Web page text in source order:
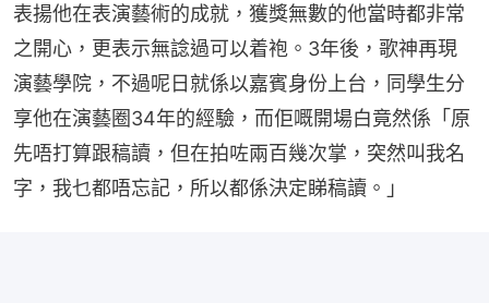
表揚他在表演藝術的成就，獲獎無數的他當時都非常
之開心，更表示無諗過可以着袍。3年後，歌神再現
演藝學院，不過呢日就係以嘉賓身份上台，同學生分
享他在演藝圈34年的經驗，而佢嘅開場白竟然係「原
先唔打算跟稿讀，但在拍咗兩百幾次掌，突然叫我名
字，我乜都唔忘記，所以都係決定睇稿讀。」